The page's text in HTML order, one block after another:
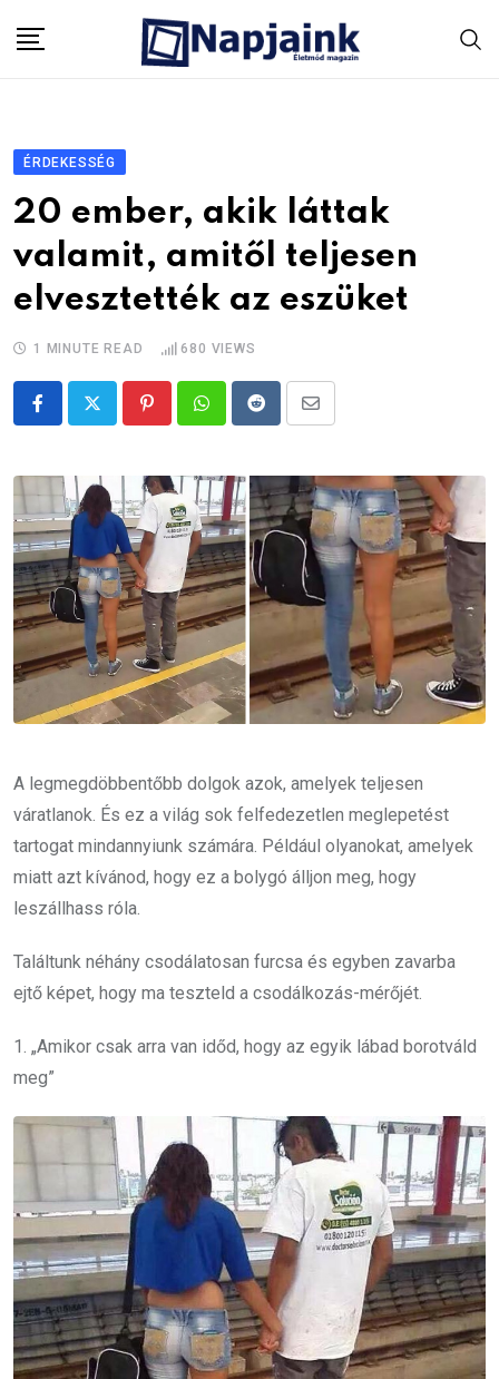
ÉRDEKESSÉG
20 ember, akik láttak
valamit, amitől teljesen
elvesztették az eszüket
1 MINUTE READ 680 VIEWS
PinterestWhatsappRedditShare
Email
A legmegdöbbentőbb dolgok azok, amelyek teljesen
váratlanok. És ez a világ sok felfedezetlen meglepetést
tartogat mindannyiunk számára. Például olyanokat, amelyek
miatt azt kívánod, hogy ez a bolygó álljon meg, hogy
leszállhass róla.
Találtunk néhány csodálatosan furcsa és egyben zavarba
ejtő képet, hogy ma teszteld a csodálkozás-mérőjét.
1. „Amikor csak arra van időd, hogy az egyik lábad borotváld
meg”